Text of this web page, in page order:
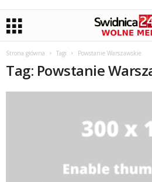
Strona główna Tagi Powstanie Warszawskie
Tag: Powstanie